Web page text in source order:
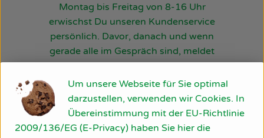
Montag bis Freitag von 8-16 Uhr
erwischst Du unseren Kundenservice
persönlich. Davor, danach und wenn
gerade alle im Gespräch sind, meldet
sich unser Anrufbeantworter.
Um unsere Webseite für Sie optimal
darzustellen, verwenden wir Cookies. In
Übereinstimmung mit der EU-Richtlinie
2009/136/EG (E-Privacy) haben Sie hier die